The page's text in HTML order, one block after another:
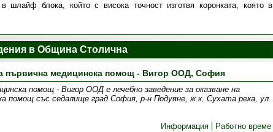
блока, който с висока точност изготвя коронката, която в
в Община Столична
първична медицинска помощ - Вигор ООД, София
помощ - Вигор ООД е лечебно заведение за оказване на
помощ със седалище град София, р-н Подуяне, ж.к. Сухата река, ул.
Информация
Работно време